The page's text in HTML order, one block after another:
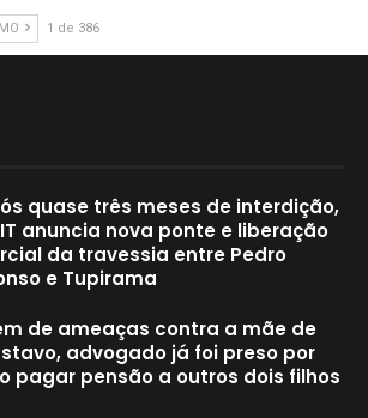
1 de 386
quase três meses de interdição,
anuncia nova ponte e liberação
da travessia entre Pedro
e Tupirama
de ameaças contra a mãe de
advogado já foi preso por
pagar pensão a outros dois filhos